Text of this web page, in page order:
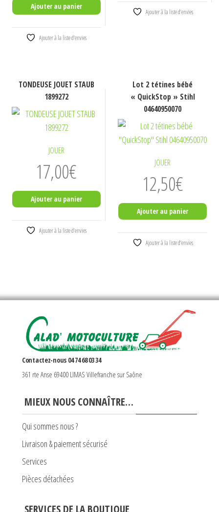
Ajouter au panier
Ajouter à la liste d’envies
Ajouter à la liste d’envies
TONDEUSE JOUET STAUB
1899272
JOUER
17,00€
Ajouter au panier
Ajouter à la liste d’envies
Lot 2 tétines bébé
« QuickStop » Stihl
04640950070
JOUER
12,50€
Ajouter au panier
Ajouter à la liste d’envies
Contactez-nous 04 74 68 03 34
361 rte Anse 69400 LIMAS Villefranche sur Saône
MIEUX NOUS CONNAÎTRE…
Qui sommes nous ?
Livraison & paiement sécurisé
Services
Pièces détachées
SERVICES DE LA BOUTIQUE